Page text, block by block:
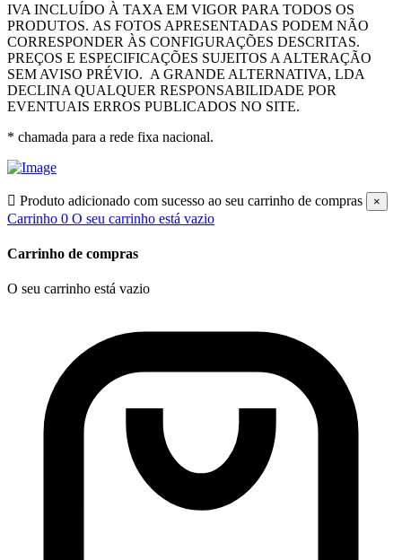
IVA INCLUÍDO À TAXA EM VIGOR PARA TODOS OS
PRODUTOS. AS FOTOS APRESENTADAS PODEM NÃO
CORRESPONDER ÀS CONFIGURAÇÕES DESCRITAS.
PREÇOS E ESPECIFICAÇÕES SUJEITOS A ALTERAÇÃO
SEM AVISO PRÉVIO. A GRANDE ALTERNATIVA, LDA
DECLINA QUALQUER RESPONSABILIDADE POR
EVENTUAIS ERROS PUBLICADOS NO SITE.
* chamada para a rede fixa nacional.
 Produto adicionado com sucesso ao seu carrinho de compras ×
Carrinho 0 O seu carrinho está vazio
Carrinho de compras
O seu carrinho está vazio